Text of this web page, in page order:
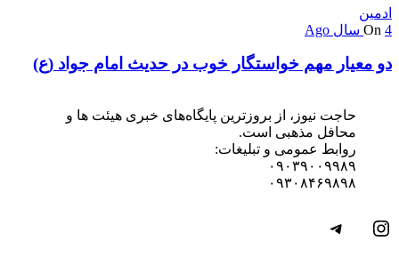
ادمین
On 4 سال Ago
دو معیار مهم خواستگار خوب در حدیث امام جواد (ع)
حاجت نیوز، از بروزترین پایگاه‌های خبری هیئت ها و
محافل مذهبی است.
روابط عمومی و تبلیغات:
۰۹۰۳۹۰۰۹۹۸۹
۰۹۳۰۸۴۶۹۸۹۸
اینستاگرم
تلگرام